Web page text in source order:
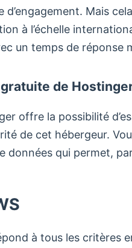
d’engagement. Mais
à l’échelle
un temps de réponse
de
offre la possibilité
de cet hébergeur.
données qui permet,
à tous les critères